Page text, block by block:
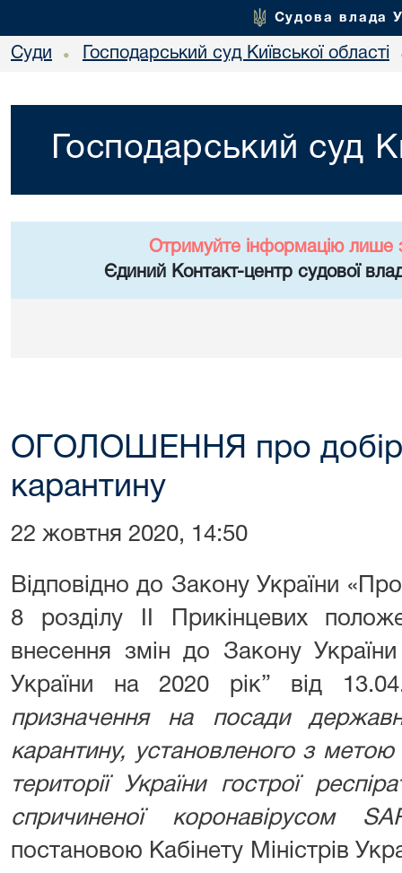
Судова влада
Суди • Господарський суд Київської області
Господарський суд
Отримуйте інформацію лише
Єдиний Контакт-центр судової
ОГОЛОШЕННЯ про добір
карантину
22 жовтня 2020, 14:50
Відповідно до Закону України
8 розділу ІІ Прикінцевих
внесення змін до Закону
України на 2020 рік” від
призначення на посади
карантину, установленого з
території України гострої
спричиненої коронавірусом
постановою Кабінету Міністрів